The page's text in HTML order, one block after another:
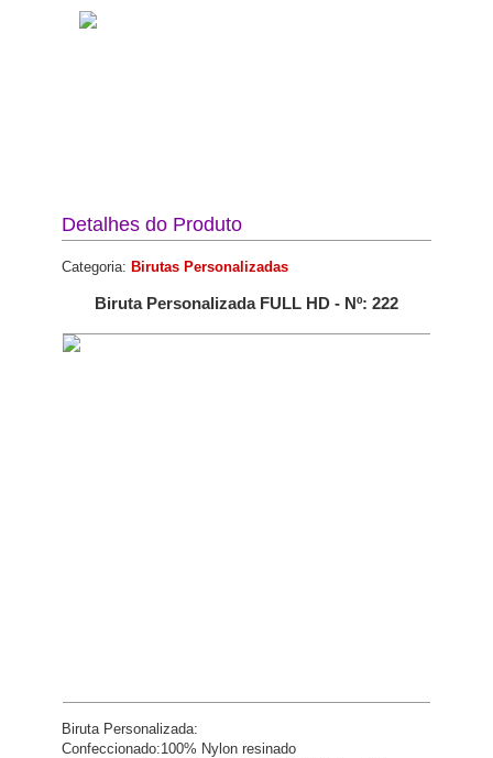
Detalhes do Produto
Categoria: Birutas Personalizadas
Biruta Personalizada FULL HD - Nº: 222
Biruta Personalizada:
Confeccionado:100% Nylon resinado